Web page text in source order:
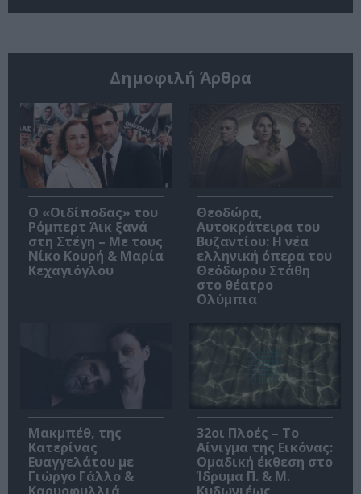
Δημοφιλή Άρθρα
O «Οιδίποδας» του
Ρόμπερτ Άικ ξανά
στη Στέγη – Με τους
Νίκο Κουρή & Μαρία
Κεχαγιόγλου
Θεοδώρα,
Αυτοκράτειρα του
Βυζαντίου: Η νέα
ελληνική όπερα του
Θεόδωρου Στάθη
στο θέατρο
Ολύμπια
Μακμπέθ, της
Κατερίνας
Ευαγγελάτου με
Γιώργο Γάλλο &
32οι Πλοές – Το
Αίνιγμα της Εικόνας:
Ομαδική έκθεση στο
Ίδρυμα Π. & Μ.